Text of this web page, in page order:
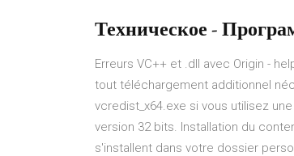
Техническое -
Erreurs VC++ et .dll avec Origin -
tout téléchargement additionnel
vcredist_x64.exe si vous utilisez
version 32 bits. Installation du
s'installent dans votre dossier